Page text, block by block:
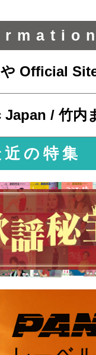
Official
/ 竹内
近の特集